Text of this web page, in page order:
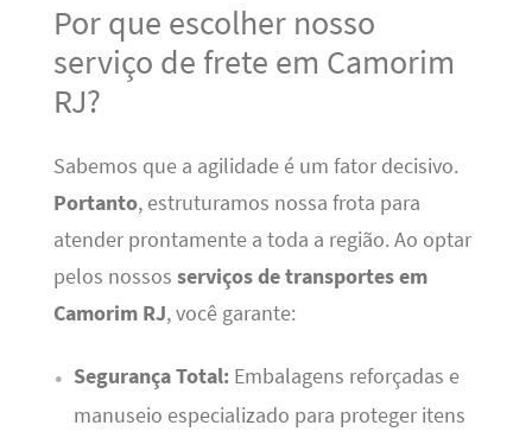
Por que escolher nosso
serviço de frete em Camorim
RJ?
Sabemos que a agilidade é um fator decisivo.
Portanto, estruturamos nossa frota para
atender prontamente a toda a região. Ao optar
pelos nossos serviços de transportes em
Camorim RJ, você garante:
Segurança Total:Embalagens reforçadas e
manuseio especializado para proteger itens